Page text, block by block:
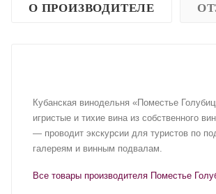
О ПРОИЗВОДИТЕЛЕ
Кубанская винодельня «Поместье
игристые и тихие вина из собственного
— проводит экскурсии для туристов по
галереям и винным подвалам.
Все товары производителя Поместье